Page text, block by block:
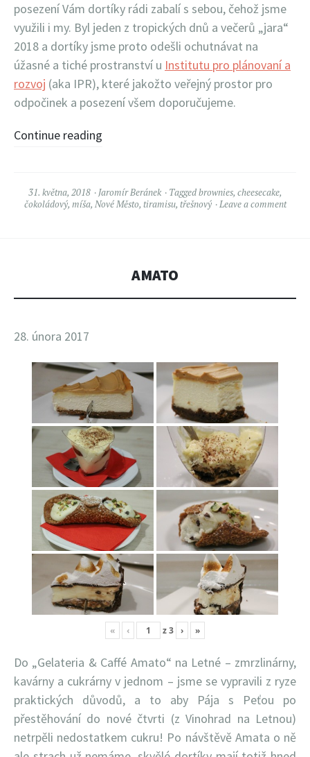
posezení Vám dortíky rádi zabalí s sebou, čehož jsme
využili i my. Byl jeden z tropických dnů a večerů „jara“
2018 a dortíky jsme proto odešli ochutnávat na
úžasné a tiché prostranství u Institutu pro plánovaní a
rozvoj (aka IPR), které jakožto veřejný prostor pro
odpočinek a posezení všem doporučujeme.
Continue reading
31. května, 2018 Jaromír Beránek Taggedbrownies, cheesecake,
čokoládový, míša, Nové Město, tiramisu, třešnový Leave a comment
AMATO
28. února 2017
« ‹ z3 › »
Do „Gelateria & Caffé Amato“ na Letné – zmrzlinárny,
kavárny a cukrárny v jednom – jsme se vypravili z ryze
praktických důvodů, a to aby Pája s Peťou po
přestěhování do nové čtvrti (z Vinohrad na Letnou)
netrpěli nedostatkem cukru! Po návštěvě Amata o ně